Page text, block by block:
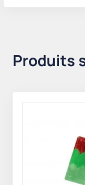
Produits